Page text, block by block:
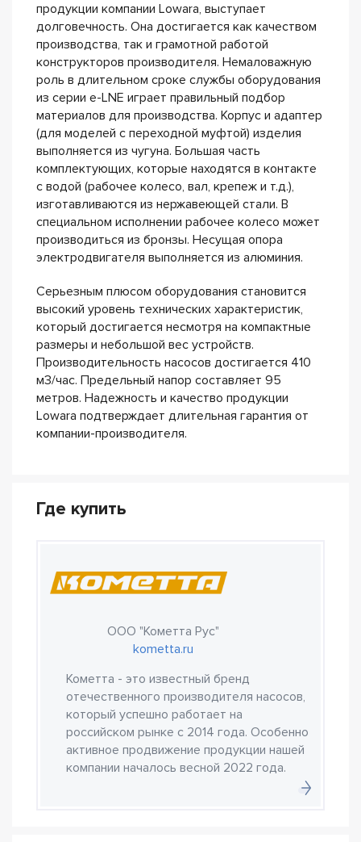
продукции компании Lowara, выступает
долговечность. Она достигается как качеством
производства, так и грамотной работой
конструкторов производителя. Немаловажную
роль в длительном сроке службы оборудования
из серии e-LNE играет правильный подбор
материалов для производства. Корпус и адаптер
(для моделей с переходной муфтой) изделия
выполняется из чугуна. Большая часть
комплектующих, которые находятся в контакте
с водой (рабочее колесо, вал, крепеж и т.д.),
изготавливаются из нержавеющей стали. В
специальном исполнении рабочее колесо может
производиться из бронзы. Несущая опора
электродвигателя выполняется из алюминия.
Серьезным плюсом оборудования становится
высокий уровень технических характеристик,
который достигается несмотря на компактные
размеры и небольшой вес устройств.
Производительность насосов достигается 410
м3/час. Предельный напор составляет 95
метров. Надежность и качество продукции
Lowara подтверждает длительная гарантия от
компании-производителя.
Где купить
ООО "Кометта Рус"
kometta.ru
Кометта - это известный бренд
отечественного производителя насосов,
который успешно работает на
российском рынке с 2014 года. Особенно
активное продвижение продукции нашей
компании началось весной 2022 года.